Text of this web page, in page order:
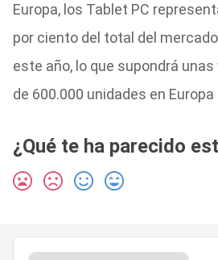
Europa, los Tablet PC
por ciento del total del
este año, lo que supondrá
de 600.000 unidades en Europa
¿Qué te ha parecido